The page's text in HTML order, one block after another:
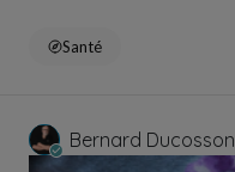
Santé
Bernard Ducosson